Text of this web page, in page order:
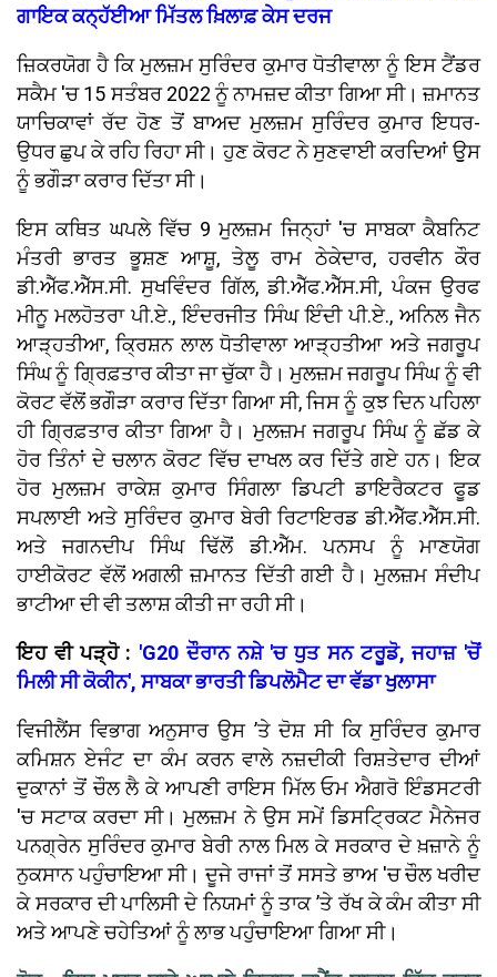
ਗਾਇਕ ਕਨ੍ਹੱਈਆ ਮਿੱਤਲ ਖ਼ਿਲਾਫ਼ ਕੇਸ ਦਰਜ
ਜ਼ਿਕਰਯੋਗ ਹੈ ਕਿ ਮੁਲਜ਼ਮ ਸੁਰਿੰਦਰ ਕੁਮਾਰ ਧੋਤੀਵਾਲਾ ਨੂੰ ਇਸ ਟੈਂਡਰ
ਸਕੈਮ 'ਚ 15 ਸਤੰਬਰ 2022 ਨੂੰ ਨਾਮਜ਼ਦ ਕੀਤਾ ਗਿਆ ਸੀ। ਜ਼ਮਾਨਤ
ਯਾਚਿਕਾਵਾਂ ਰੱਦ ਹੋਣ ਤੋਂ ਬਾਅਦ ਮੁਲਜ਼ਮ ਸੁਰਿੰਦਰ ਕੁਮਾਰ ਇਧਰ-
ਉਧਰ ਛੁਪ ਕੇ ਰਹਿ ਰਿਹਾ ਸੀ। ਹੁਣ ਕੋਰਟ ਨੇ ਸੁਣਵਾਈ ਕਰਦਿਆਂ ਉੁਸ
ਨੂੰ ਭਗੌੜਾ ਕਰਾਰ ਦਿੱਤਾ ਸੀ।
ਇਸ ਕਥਿਤ ਘਪਲੇ ਵਿੱਚ 9 ਮੁਲਜ਼ਮ ਜਿਨ੍ਹਾਂ 'ਚ ਸਾਬਕਾ ਕੈਬਨਿਟ
ਮੰਤਰੀ ਭਾਰਤ ਭੂਸ਼ਣ ਆਸ਼ੂ, ਤੇਲੂ ਰਾਮ ਠੇਕੇਦਾਰ, ਹਰਵੀਨ ਕੌਰ
ਡੀ.ਐੱਫ.ਐੱਸ.ਸੀ. ਸੁਖਵਿੰਦਰ ਗਿੱਲ, ਡੀ.ਐੱਫ.ਐੱਸ.ਸੀ, ਪੰਕਜ ਉਰਫ
ਮੀਨੂ ਮਲਹੋਤਰਾ ਪੀ.ਏ., ਇੰਦਰਜੀਤ ਸਿੰਘ ਇੰਦੀ ਪੀ.ਏ., ਅਨਿਲ ਜੈਨ
ਆੜ੍ਹਤੀਆ, ਕ੍ਰਿਸ਼ਨ ਲਾਲ ਧੋਤੀਵਾਲਾ ਆੜ੍ਹਤੀਆ ਅਤੇ ਜਗਰੂਪ
ਸਿੰਘ ਨੂੰ ਗ੍ਰਿਫ਼ਤਾਰ ਕੀਤਾ ਜਾ ਚੁੱਕਾ ਹੈ। ਮੁਲਜ਼ਮ ਜਗਰੂਪ ਸਿੰਘ ਨੂੰ ਵੀ
ਕੋਰਟ ਵੱਲੋਂ ਭਗੌੜਾ ਕਰਾਰ ਦਿੱਤਾ ਗਿਆ ਸੀ, ਜਿਸ ਨੂੰ ਕੁਝ ਦਿਨ ਪਹਿਲਾ
ਹੀ ਗ੍ਰਿਫ਼ਤਾਰ ਕੀਤਾ ਗਿਆ ਹੈ। ਮੁਲਜ਼ਮ ਜਗਰੂਪ ਸਿੰਘ ਨੂੰ ਛੱਡ ਕੇ
ਹੋਰ ਤਿੰਨਾਂ ਦੇ ਚਲਾਨ ਕੋਰਟ ਵਿੱਚ ਦਾਖਲ ਕਰ ਦਿੱਤੇ ਗਏ ਹਨ। ਇਕ
ਹੋਰ ਮੁਲਜ਼ਮ ਰਾਕੇਸ਼ ਕੁਮਾਰ ਸਿੰਗਲਾ ਡਿਪਟੀ ਡਾਇਰੈਕਟਰ ਫੂਡ
ਸਪਲਾਈ ਅਤੇ ਸੁਰਿੰਦਰ ਕੁਮਾਰ ਬੇਰੀ ਰਿਟਾਇਰਡ ਡੀ.ਐੱਫ.ਐੱਸ.ਸੀ.
ਅਤੇ ਜਗਨਦੀਪ ਸਿੰਘ ਢਿੱਲੋਂ ਡੀ.ਐੱਮ. ਪਨਸਪ ਨੂੰ ਮਾਣਯੋਗ
ਹਾਈਕੋਰਟ ਵੱਲੋਂ ਅਗਲੀ ਜ਼ਮਾਨਤ ਦਿੱਤੀ ਗਈ ਹੈ। ਮੁਲਜ਼ਮ ਸੰਦੀਪ
ਭਾਟੀਆ ਦੀ ਵੀ ਤਲਾਸ਼ ਕੀਤੀ ਜਾ ਰਹੀ ਸੀ।
ਇਹ ਵੀ ਪੜ੍ਹੋ : 'G20 ਦੌਰਾਨ ਨਸ਼ੇ 'ਚ ਧੁਤ ਸਨ ਟਰੂਡੋ, ਜਹਾਜ਼ 'ਚੋਂ
ਮਿਲੀ ਸੀ ਕੋਕੀਨ', ਸਾਬਕਾ ਭਾਰਤੀ ਡਿਪਲੋਮੈਟ ਦਾ ਵੱਡਾ ਖੁਲਾਸਾ
ਵਿਜੀਲੈਂਸ ਵਿਭਾਗ ਅਨੁਸਾਰ ਉਸ ’ਤੇ ਦੋਸ਼ ਸੀ ਕਿ ਸੁਰਿੰਦਰ ਕੁਮਾਰ
ਕਮਿਸ਼ਨ ਏਜੰਟ ਦਾ ਕੰਮ ਕਰਨ ਵਾਲੇ ਨਜ਼ਦੀਕੀ ਰਿਸ਼ਤੇਦਾਰ ਦੀਆਂ
ਦੁਕਾਨਾਂ ਤੋਂ ਚੌਲ ਲੈ ਕੇ ਆਪਣੀ ਰਾਇਸ ਮਿੱਲ ਓਮ ਐਗਰੋ ਇੰਡਸਟਰੀ
'ਚ ਸਟਾਕ ਕਰਦਾ ਸੀ। ਮੁਲਜ਼ਮ ਨੇ ਉਸ ਸਮੇਂ ਡਿਸਟ੍ਰਿਕਟ ਮੈਨੇਜਰ
ਪਨਗ੍ਰੇਨ ਸੁਰਿੰਦਰ ਕੁਮਾਰ ਬੇਰੀ ਨਾਲ ਮਿਲ ਕੇ ਸਰਕਾਰ ਦੇ ਖ਼ਜ਼ਾਨੇ ਨੂੰ
ਨੁਕਸਾਨ ਪਹੁੰਚਾਇਆ ਸੀ। ਦੂਜੇ ਰਾਜਾਂ ਤੋਂ ਸਸਤੇ ਭਾਅ 'ਚ ਚੌਲ ਖਰੀਦ
ਕੇ ਸਰਕਾਰ ਦੀ ਪਾਲਿਸੀ ਦੇ ਨਿਯਮਾਂ ਨੂੰ ਤਾਕ ’ਤੇ ਰੱਖ ਕੇ ਕੰਮ ਕੀਤਾ ਸੀ
ਅਤੇ ਆਪਣੇ ਚਹੇਤਿਆਂ ਨੂੰ ਲਾਭ ਪਹੁੰਚਾਇਆ ਗਿਆ ਸੀ।